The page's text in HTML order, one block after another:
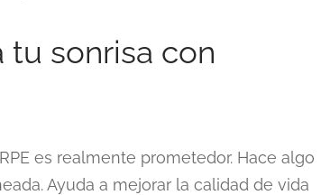
tu sonrisa con
es realmente prometedor. Hace algo
Ayuda a mejorar la calidad de vida